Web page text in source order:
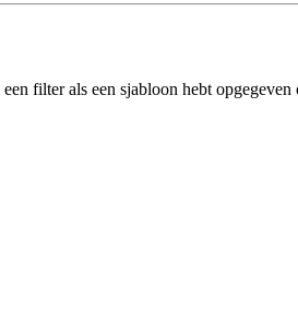
filter als een sjabloon hebt opgegeven